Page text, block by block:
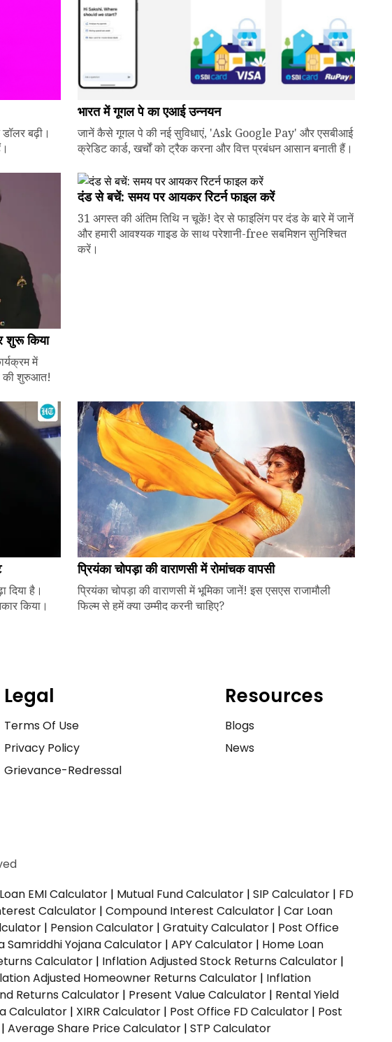
बढ़ी।
भारत में गूगल पे का एआई उन्नयन
जानें कैसे गूगल पे की नई सुविधाएं, 'Ask Google Pay' और एसबीआई
क्रेडिट कार्ड, खर्चों को ट्रैक करना और वित्त प्रबंधन आसान बनाती हैं।
शुरू किया
में
की शुरुआत!
दंड से बचें: समय पर आयकर रिटर्न फाइल करें
31 अगस्त की अंतिम तिथि न चूकें! देर से फाइलिंग पर दंड के बारे में जानें
और हमारी आवश्यक गाइड के साथ परेशानी-free सबमिशन सुनिश्चित
करें।
दिया है।
किया।
प्रियंका चोपड़ा की वाराणसी में रोमांचक वापसी
प्रियंका चोपड़ा की वाराणसी में भूमिका जानें! इस एसएस राजामौली
फिल्म से हमें क्या उम्मीद करनी चाहिए?
Legal
Terms Of Use
Privacy Policy
Grievance-Redressal
Resources
Blogs
News
EMI Calculator | Mutual Fund Calculator | SIP Calculator | FD
Calculator | Compound Interest Calculator | Car Loan
| Pension Calculator | Gratuity Calculator | Post Office
Samriddhi Yojana Calculator | APY Calculator | Home Loan
Calculator | Inflation Adjusted Stock Returns Calculator |
Adjusted Homeowner Returns Calculator | Inflation
Returns Calculator | Present Value Calculator | Rental Yield
Calculator | XIRR Calculator | Post Office FD Calculator | Post
| Average Share Price Calculator | STP Calculator